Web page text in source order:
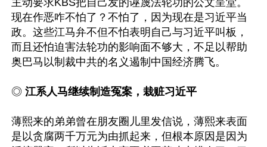
主动要求KBS把自己发的诬蔑法轮功的公文呈堂。
现在作恶咋不怕了？不怕了，因为现在是习近平当
政。这些江马弁不但不怕表明自己与习近平叫板，
而且还怕迫害法轮功的影响面不够大，不足以帮助
奥巴马以制裁中共的名义遏制中国经济腾飞。
◎ 江系人马继续制造冤案，栽赃习近平
薄熙来的弟弟曾在朋友圈儿里发信说，薄熙来表面
是以贪腐两千万元为由抓起来，但根本原因是因为